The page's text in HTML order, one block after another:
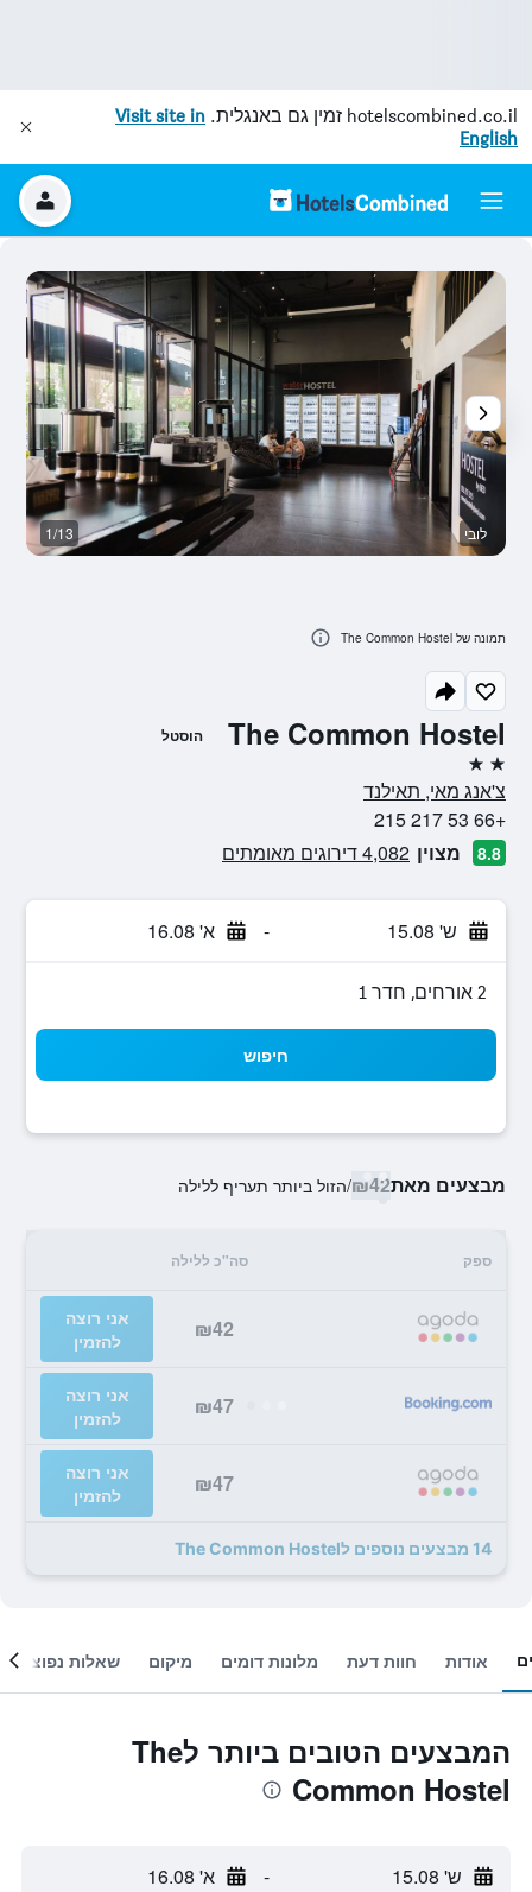
hotelscombined.co.il זמין גם באנגלית. Visit site in
English
The Common Hostel הוסטל
2 כוכבים
צ'אנג מאי, תאילנד
+66 53 217 215
8.8 מצוין 4,082 דירוגים מאומתים
ש' 15.08 - א' 16.08
2 אורחים, חדר 1
חיפוש
מבצעים מאת₪42
/הזול ביותר תעריף ללילה
ספק סה"כ ללילה
₪42
אני רוצה
להזמין
₪47
אני רוצה
להזמין
₪47
אני רוצה
להזמין
14 מבצעים נוספים לThe Common Hostel
לובי 1/13
תמונה של The Common Hostel
אודות חוות דעת מלונות דומים מיקום שאלות נפוצות
המבצעים הטובים ביותר לThe
Common Hostel
ש' 15.08 - א' 16.08